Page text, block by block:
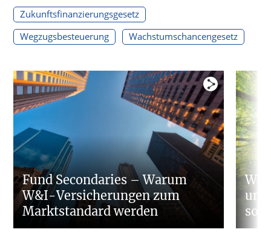
Zukunftsfinanzierungsgesetz
Wegzugsbesteuerung
Wachstumschancengesetz
Fund Secondaries – Warum
W&I-Versicherungen zum
Marktstandard werden
so